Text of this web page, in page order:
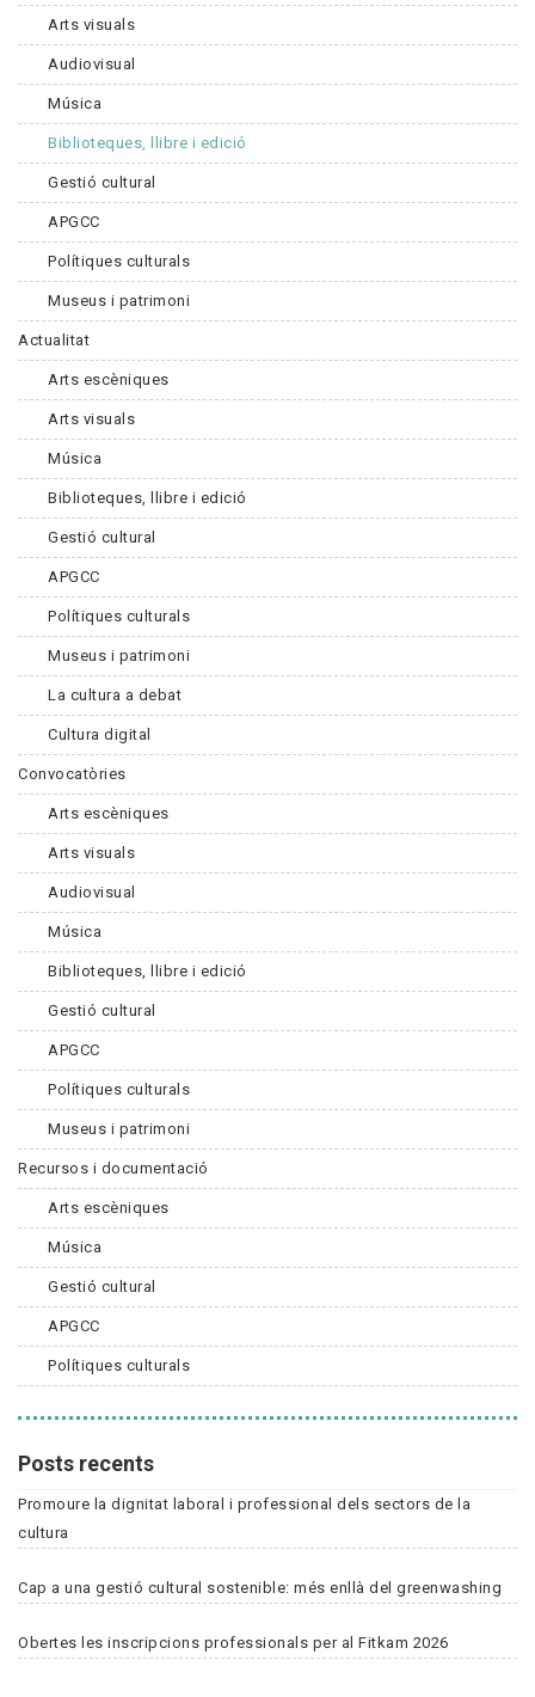
Arts visuals
Audiovisual
Música
Biblioteques, llibre i edició
Gestió cultural
APGCC
Polítiques culturals
Museus i patrimoni
Actualitat
Arts escèniques
Arts visuals
Música
Biblioteques, llibre i edició
Gestió cultural
APGCC
Polítiques culturals
Museus i patrimoni
La cultura a debat
Cultura digital
Convocatòries
Arts escèniques
Arts visuals
Audiovisual
Música
Biblioteques, llibre i edició
Gestió cultural
APGCC
Polítiques culturals
Museus i patrimoni
Recursos i documentació
Arts escèniques
Música
Gestió cultural
APGCC
Polítiques culturals
Posts recents
Promoure la dignitat laboral i professional dels sectors de la
cultura
Cap a una gestió cultural sostenible: més enllà del greenwashing
Obertes les inscripcions professionals per al Fitkam 2026